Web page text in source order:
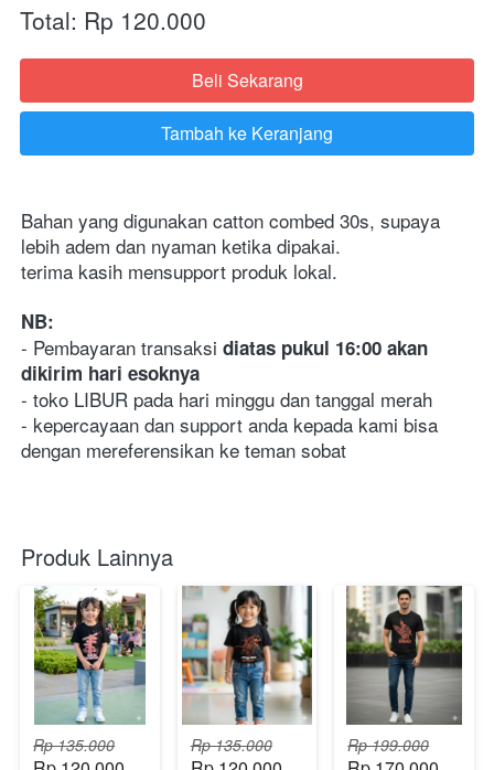
Total: Rp 120.000
`Beli Sekarang
`
Tambah ke Keranjang
Bahan yang digunakan catton combed 30s, supaya
lebih adem dan nyaman ketika dipakai.
terima kasih mensupport produk lokal.
NB:
- Pembayaran transaksi diatas pukul 16:00 akan
dikirim hari esoknya
- toko LIBUR pada hari minggu dan tanggal merah
- kepercayaan dan support anda kepada kami bisa
dengan mereferensikan ke teman sobat
Produk Lainnya
Rp 135.000 Rp 135.000 Rp 199.000